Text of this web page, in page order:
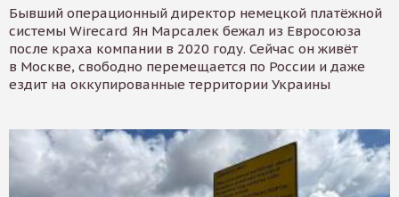
Бывший операционный директор немецкой платёжной
системы Wirecard Ян Марсалек бежал из Евросоюза
после краха компании в 2020 году. Сейчас он живёт
в Москве, свободно перемещается по России и даже
ездит на оккупированные территории Украины